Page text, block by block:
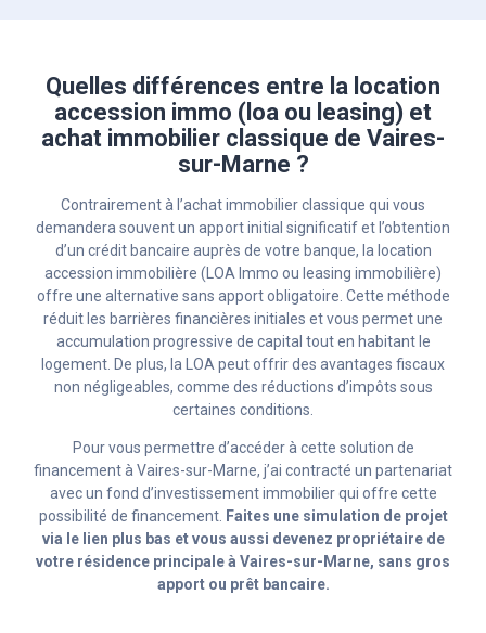
Quelles différences entre la location
accession immo (loa ou leasing) et
achat immobilier classique de Vaires-
sur-Marne ?
Contrairement à l’achat immobilier classique qui vous
demandera souvent un apport initial significatif et l’obtention
d’un crédit bancaire auprès de votre banque, la location
accession immobilière (LOA Immo ou leasing immobilière)
offre une alternative sans apport obligatoire. Cette méthode
réduit les barrières financières initiales et vous permet une
accumulation progressive de capital tout en habitant le
logement. De plus, la LOA peut offrir des avantages fiscaux
non négligeables, comme des réductions d’impôts sous
certaines conditions.
Pour vous permettre d’accéder à cette solution de
financement à Vaires-sur-Marne, j’ai contracté un partenariat
avec un fond d’investissement immobilier qui offre cette
possibilité de financement. Faites une simulation de projet
via le lien plus bas et vous aussi devenez propriétaire de
votre résidence principale à Vaires-sur-Marne, sans gros
apport ou prêt bancaire.